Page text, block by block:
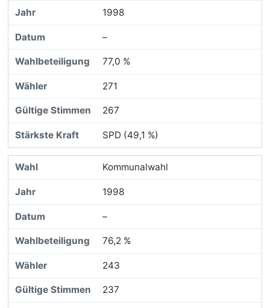
1998
–
77,0 %
271
267
SPD (49,1 %)
Kommunalwahl
1998
–
76,2 %
243
237